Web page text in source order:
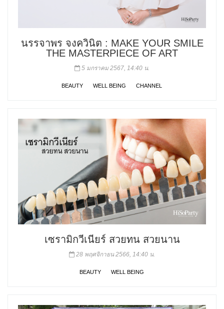
นรรจาพร จงควินิต : MAKE YOUR SMILE
THE MASTERPIECE OF ART
5 มกราคม 2567, 14:40 น.
BEAUTY WELL BEING CHANNEL
เซรามิกวีเนียร์ สวยทน สวยนาน
28 พฤศจิกายน 2566, 14:40 น.
BEAUTY WELL BEING